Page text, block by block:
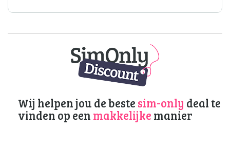
Wij helpen jou de beste sim-only deal te
vinden op een makkelijke manier